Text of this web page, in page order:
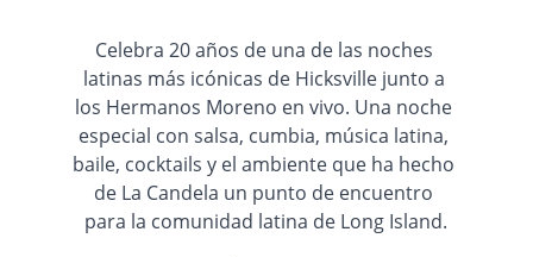
Celebra 20 años de una de las noches
latinas más icónicas de Hicksville junto a
los Hermanos Moreno en vivo. Una noche
especial con salsa, cumbia, música latina,
baile, cocktails y el ambiente que ha hecho
de La Candela un punto de encuentro
para la comunidad latina de Long Island.